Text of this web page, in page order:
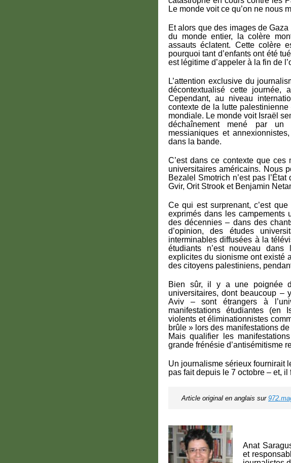
Le monde voit ce qu’on ne nous
Et alors que des images de
du monde entier, la colère
assauts éclatent. Cette colère
pourquoi tant d’enfants ont été
est légitime d’appeler à la fin de
L’attention exclusive du
décontextualisé cette journée,
Cependant, au niveau
contexte de la lutte
mondiale. Le monde voit Israël
déchaînement mené par un
messianiques et
dans la bande.
C’est dans ce contexte que
universitaires américains. Nous
Bezalel Smotrich n’est pas
Gvir, Orit Strook et Benjamin
Ce qui est surprenant, c’est
exprimés dans les campements
des décennies – dans des
d’opinion, des études
interminables diffusées à la
étudiants n’est nouveau
explicites du sionisme ont existé
des citoyens palestiniens,
Bien sûr, il y a une poignée
universitaires, dont beaucoup –
Aviv – sont étrangers à
manifestations étudiantes (en
violents et éliminationnistes
brûle » lors des manifestations
Mais qualifier les
grande frénésie d’antisémitisme
Un journalisme sérieux fournirait
pas fait depuis le 7 octobre – et,
Article original en anglais sur
Anat
et